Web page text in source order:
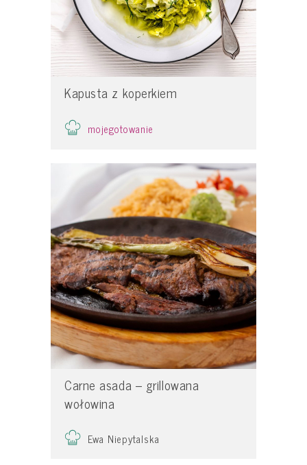
Kapusta z koperkiem
mojegotowanie
Carne asada – grillowana
wołowina
Ewa Niepytalska